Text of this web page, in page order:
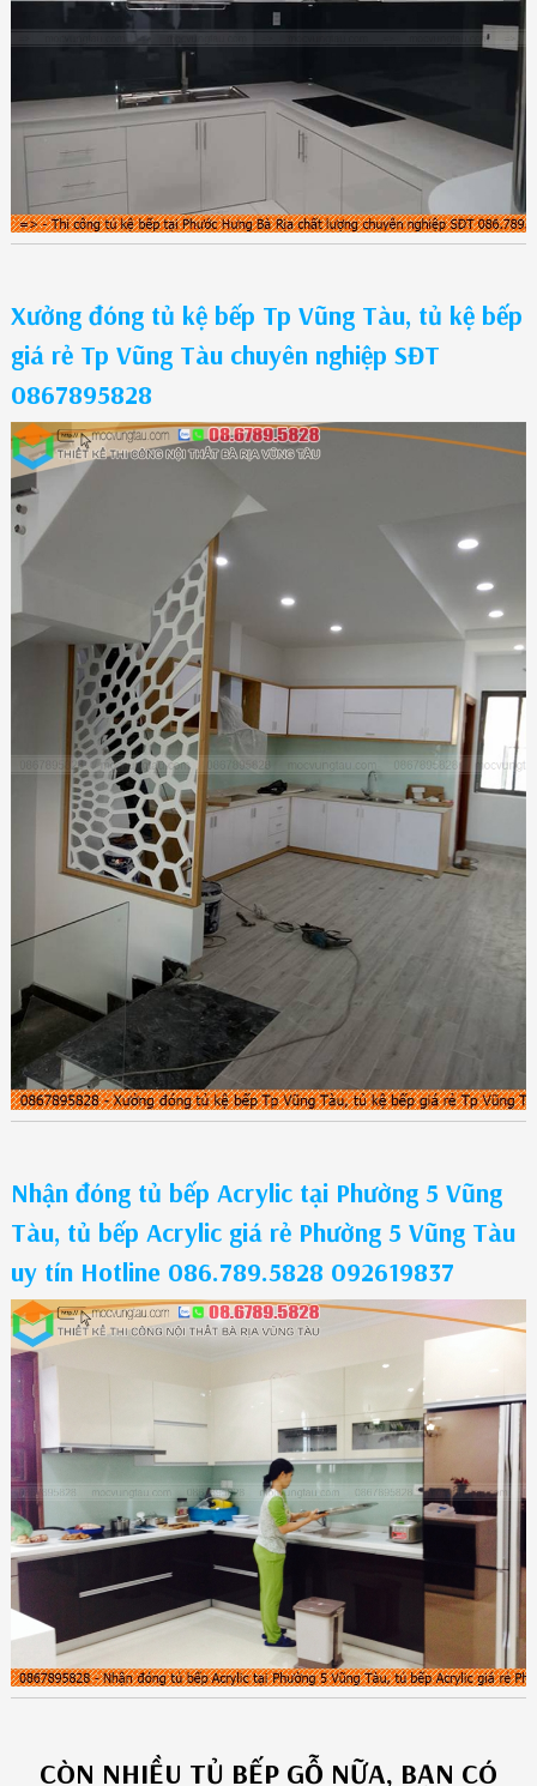
Xưởng đóng tủ kệ bếp Tp Vũng Tàu, tủ kệ bếp
giá rẻ Tp Vũng Tàu chuyên nghiệp SĐT
0867895828
Nhận đóng tủ bếp Acrylic tại Phường 5 Vũng
Tàu, tủ bếp Acrylic giá rẻ Phường 5 Vũng Tàu
uy tín Hotline 086.789.5828 092619837
CÒN NHIỀU TỦ BẾP GỖ NỮA, BẠN CÓ